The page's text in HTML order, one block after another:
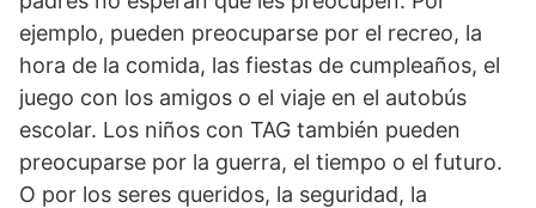
ejemplo, pueden preocuparse por el recreo, la
hora de la comida, las fiestas de cumpleaños, el
juego con los amigos o el viaje en el autobús
escolar. Los niños con TAG también pueden
preocuparse por la guerra, el tiempo o el futuro.
O por los seres queridos, la seguridad, la